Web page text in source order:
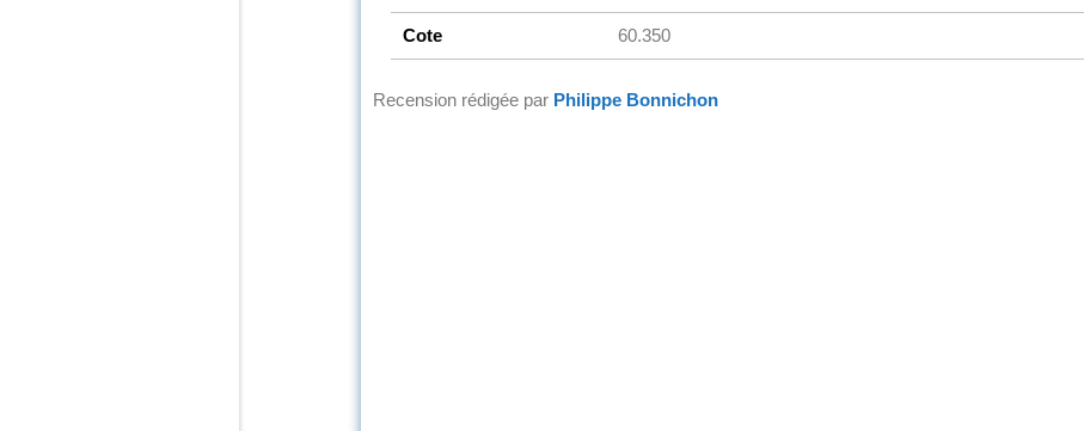
Cote 60.350
Recension rédigée par Philippe Bonnichon